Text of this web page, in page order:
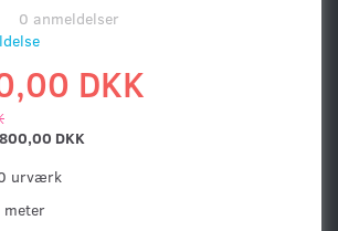
0 anmeldelser
DKK
DKK
urværk